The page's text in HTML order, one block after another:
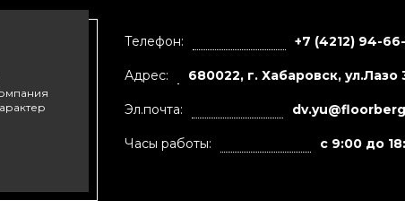
Телефон: +7 (4212) 94-
Адрес: 680022, г. Хабаровск,
Эл.почта:
Часы работы: с 9:00 до